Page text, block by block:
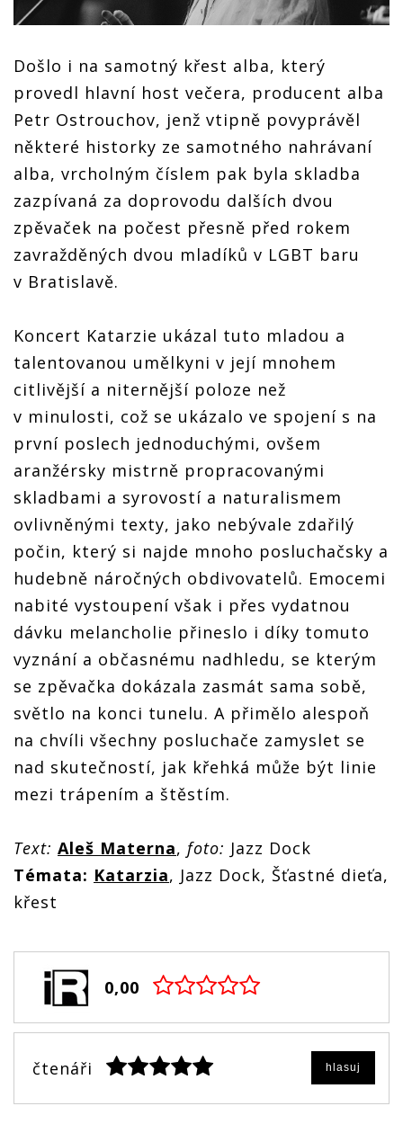
Došlo i na samotný křest alba, který
provedl hlavní host večera, producent alba
Petr Ostrouchov, jenž vtipně povyprávěl
některé historky ze samotného nahrávaní
alba, vrcholným číslem pak byla skladba
zazpívaná za doprovodu dalších dvou
zpěvaček na počest přesně před rokem
zavražděných dvou mladíků v LGBT baru
v Bratislavě.
Koncert Katarzie ukázal tuto mladou a
talentovanou umělkyni v její mnohem
citlivější a niternější poloze než
v minulosti, což se ukázalo ve spojení s na
první poslech jednoduchými, ovšem
aranžérsky mistrně propracovanými
skladbami a syrovostí a naturalismem
ovlivněnými texty, jako nebývale zdařilý
počin, který si najde mnoho posluchačsky a
hudebně náročných obdivovatelů. Emocemi
nabité vystoupení však i přes vydatnou
dávku melancholie přineslo i díky tomuto
vyznání a občasnému nadhledu, se kterým
se zpěvačka dokázala zasmát sama sobě,
světlo na konci tunelu. A přimělo alespoň
na chvíli všechny posluchače zamyslet se
nad skutečností, jak křehká může být linie
mezi trápením a štěstím.
Text: Aleš Materna, foto: Jazz Dock
Témata: Katarzia, Jazz Dock, Šťastné dieťa,
křest
0,00
čtenáři hlasuj